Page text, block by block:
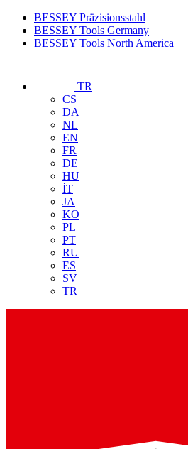
BESSEY Präzisionsstahl
BESSEY Tools Germany
BESSEY Tools North America
TR
CS
DA
NL
EN
FR
DE
HU
İT
JA
KO
PL
PT
RU
ES
SV
TR